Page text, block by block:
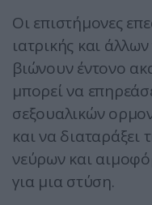
Οι επιστήμονες
ιατρικής και
βιώνουν έντονο
μπορεί να
σεξουαλικών
και να διαταράξει
νεύρων και
για μια στύση.